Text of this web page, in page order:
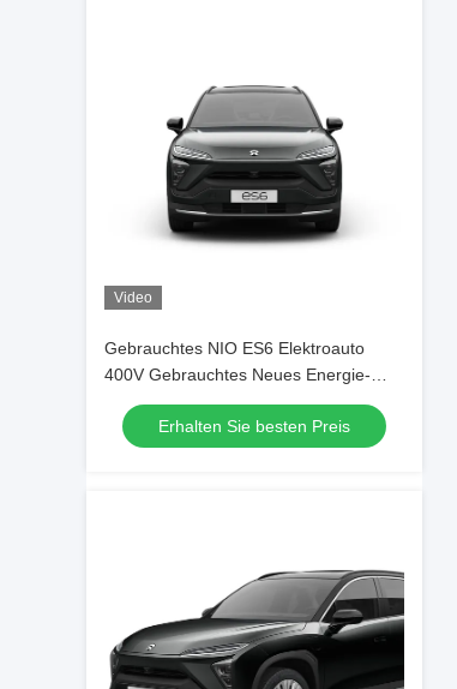
Video
Gebrauchtes NIO ES6 Elektroauto
400V Gebrauchtes Neues Energie-
Elektro-Crossover SUV
Erhalten Sie besten Preis